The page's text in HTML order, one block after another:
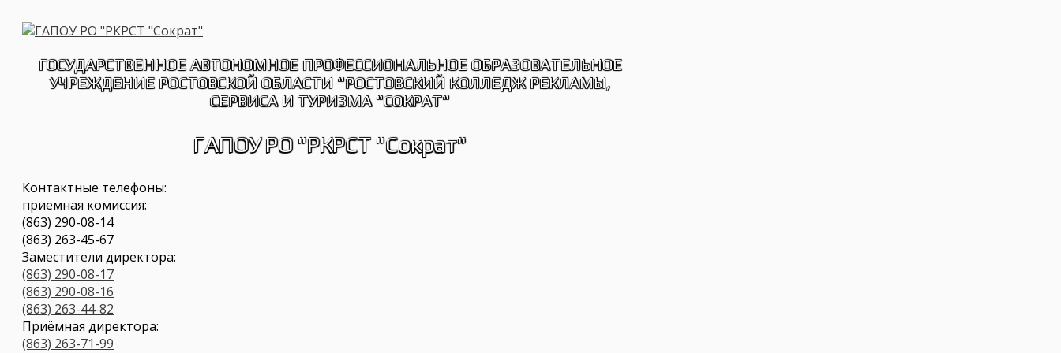
ГОСУДАРСТВЕННОЕ АВТОНОМНОЕ ПРОФЕССИОНАЛЬНОЕ ОБРАЗОВАТЕЛЬНОЕ
УЧРЕЖДЕНИЕ РОСТОВСКОЙ ОБЛАСТИ "РОСТОВСКИЙ КОЛЛЕДЖ РЕКЛАМЫ,
СЕРВИСА И ТУРИЗМА "СОКРАТ"
ГАПОУ РО "РКРСТ "Сократ"
Контактные телефоны:
приемная комиссия:
(863) 290-08-14
(863) 263-45-67
Заместители директора:
(863) 290-08-17
(863) 290-08-16
(863) 263-44-82
Приёмная директора:
(863) 263-71-99